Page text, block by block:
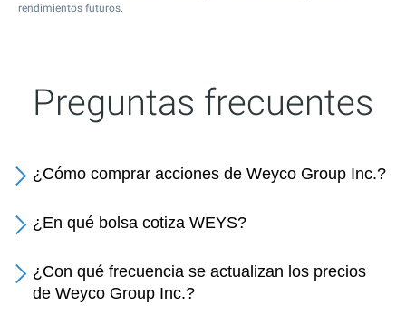
rendimientos futuros.
Preguntas frecuentes
¿Cómo comprar acciones de Weyco Group Inc.?
¿En qué bolsa cotiza WEYS?
¿Con qué frecuencia se actualizan los precios
de Weyco Group Inc.?